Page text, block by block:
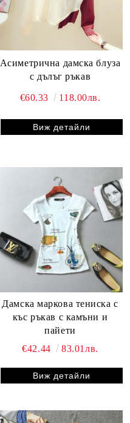
Асиметрична дамска блуза
с дълъг ръкав
€60.33 118.00лв.
Виж детайли
Дамска маркова тениска с
къс ръкав с камъни и
пайети
€42.44
83.01лв.
Виж детайли